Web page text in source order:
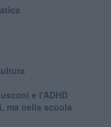
e l’ADHD
ma nella scuola